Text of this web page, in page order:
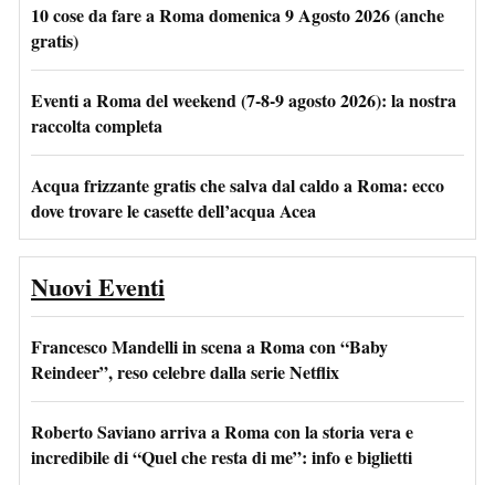
10 cose da fare a Roma domenica 9 Agosto 2026 (anche
gratis)
Eventi a Roma del weekend (7-8-9 agosto 2026): la nostra
raccolta completa
Acqua frizzante gratis che salva dal caldo a Roma: ecco
dove trovare le casette dell’acqua Acea
Nuovi Eventi
Francesco Mandelli in scena a Roma con “Baby
Reindeer”, reso celebre dalla serie Netflix
Roberto Saviano arriva a Roma con la storia vera e
incredibile di “Quel che resta di me”: info e biglietti